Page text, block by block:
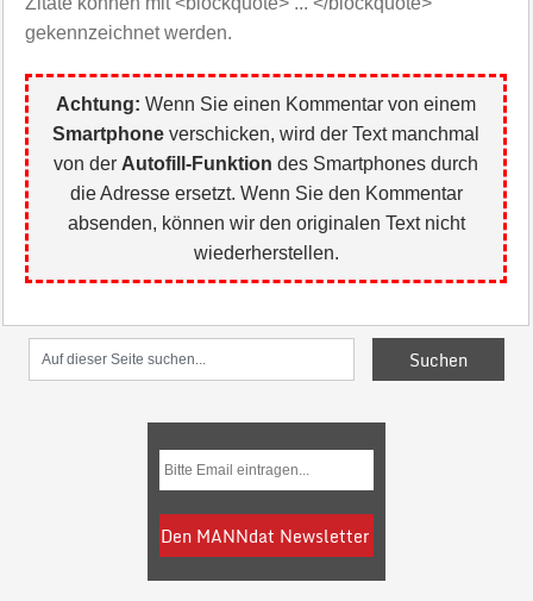
gekennzeichnet werden.
Achtung: Wenn Sie einen Kommentar von einem
Smartphone verschicken, wird der Text manchmal
von der Autofill-Funktion des Smartphones durch
die Adresse ersetzt. Wenn Sie den Kommentar
absenden, können wir den originalen Text nicht
wiederherstellen.